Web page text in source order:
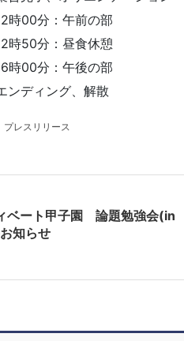
時00分：午前の部
時50分：昼食休憩
時00分：午後の部
ディング、解散
プレスリリース
ベート甲子園 論題勉強会(in
知らせ